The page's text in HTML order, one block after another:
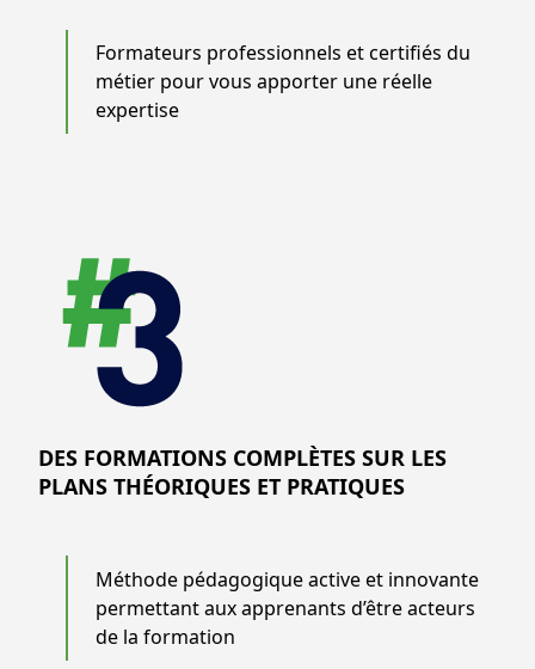
Formateurs professionnels et certifiés du
métier pour vous apporter une réelle
expertise
DES FORMATIONS COMPLÈTES SUR LES
PLANS THÉORIQUES ET PRATIQUES
Méthode pédagogique active et innovante
permettant aux apprenants d’être acteurs
de la formation